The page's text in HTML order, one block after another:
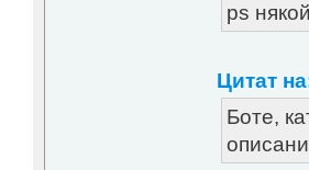
ps
Цитат
Боте,